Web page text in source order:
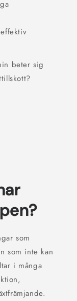
beter sig
som
som inte kan
i många